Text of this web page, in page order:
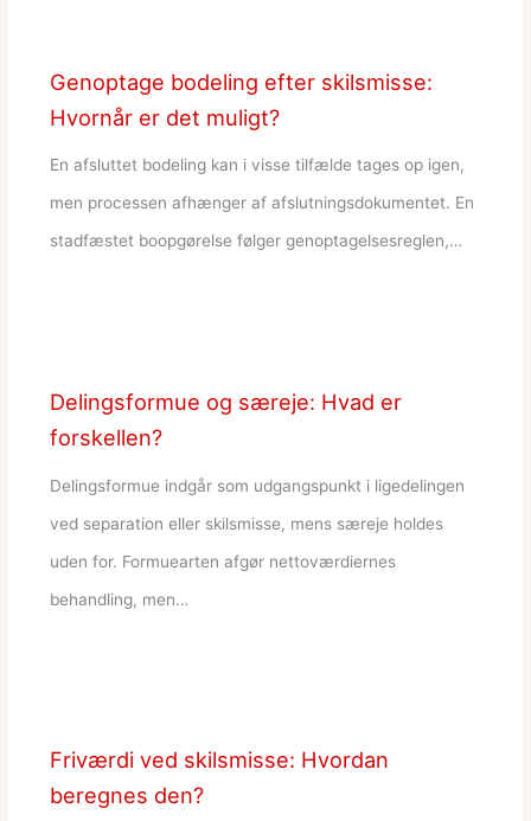
Genoptage bodeling efter skilsmisse:
Hvornår er det muligt?
En afsluttet bodeling kan i visse tilfælde tages op igen,
men processen afhænger af afslutningsdokumentet. En
stadfæstet boopgørelse følger genoptagelsesreglen,…
Delingsformue og særeje: Hvad er
forskellen?
Delingsformue indgår som udgangspunkt i ligedelingen
ved separation eller skilsmisse, mens særeje holdes
uden for. Formuearten afgør nettoværdiernes
behandling, men…
Friværdi ved skilsmisse: Hvordan
beregnes den?